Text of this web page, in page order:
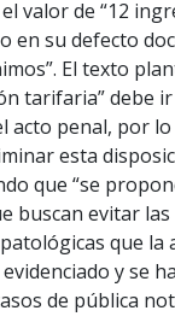
valor de “12
en su defecto
El texto
tarifaria” debe ir
acto penal, por lo
esta
que “se
buscan evitar las
que la
y se
de pública